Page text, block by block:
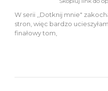
W serii ,,Dotknij mnie"
stron, więc bardzo
finałowy tom,